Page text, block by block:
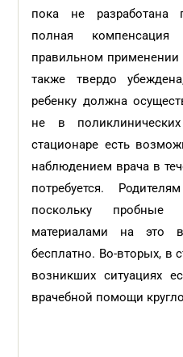
пока не разработана
полная
правильном применении
также твердо
ребенку должна
не в
стационаре есть
наблюдением врача в
потребуется.
поскольку
материалами на это
бесплатно. Во-вторых, в
возникших ситуациях
врачебной помощи